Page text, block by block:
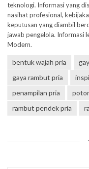
teknologi. Informasi yang
nasihat profesional,
keputusan yang diambil
jawab pengelola. Informasi
Modern.
bentuk wajah pria
gaya rambut pria
penampilan pria
rambut pendek pria